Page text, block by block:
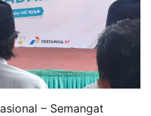
– Semangat